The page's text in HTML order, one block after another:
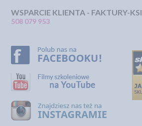
WSPARCIE KLIENTA - FAKTURY-
508 079 953